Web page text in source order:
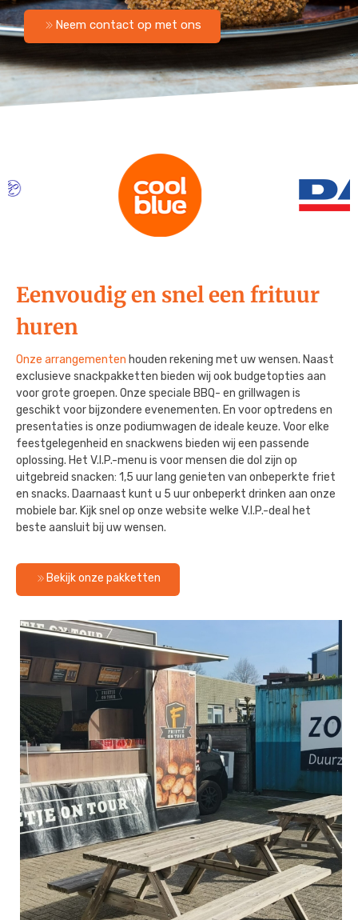
Menu Budget Plus
Grill Wagen
Frietkraam op locatie
Neem contact op met ons
Eenvoudig en snel een frituur
huren
Onze arrangementen houden rekening met uw wensen. Naast
exclusieve snackpakketten bieden wij ook budgetopties aan
voor grote groepen. Onze speciale BBQ- en grillwagen is
geschikt voor bijzondere evenementen. En voor optredens en
presentaties is onze podiumwagen de ideale keuze. Voor elke
feestgelegenheid en snackwens bieden wij een passende
oplossing. Het V.I.P.-menu is voor mensen die dol zijn op
uitgebreid snacken: 1,5 uur lang genieten van onbeperkte friet
en snacks. Daarnaast kunt u 5 uur onbeperkt drinken aan onze
mobiele bar. Kijk snel op onze website welke V.I.P.-deal het
beste aansluit bij uw wensen.
Bekijk onze pakketten